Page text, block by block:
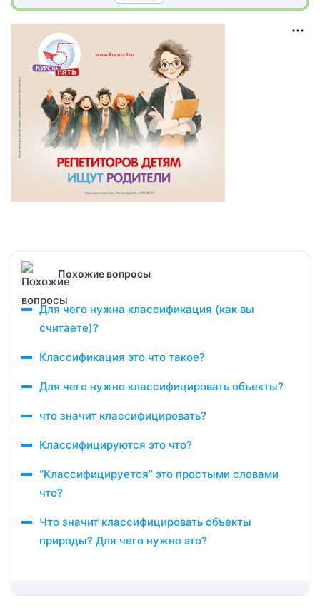
Похожие вопросы
Для чего нужна классификация (как вы
считаете)?
Классификация это что такое?
Для чего нужно классифицировать объекты?
что значит классифицировать?
Классифицируются это что?
“Классифицируется” это простыми словами
что?
Что значит классифицировать объекты
природы? Для чего нужно это?